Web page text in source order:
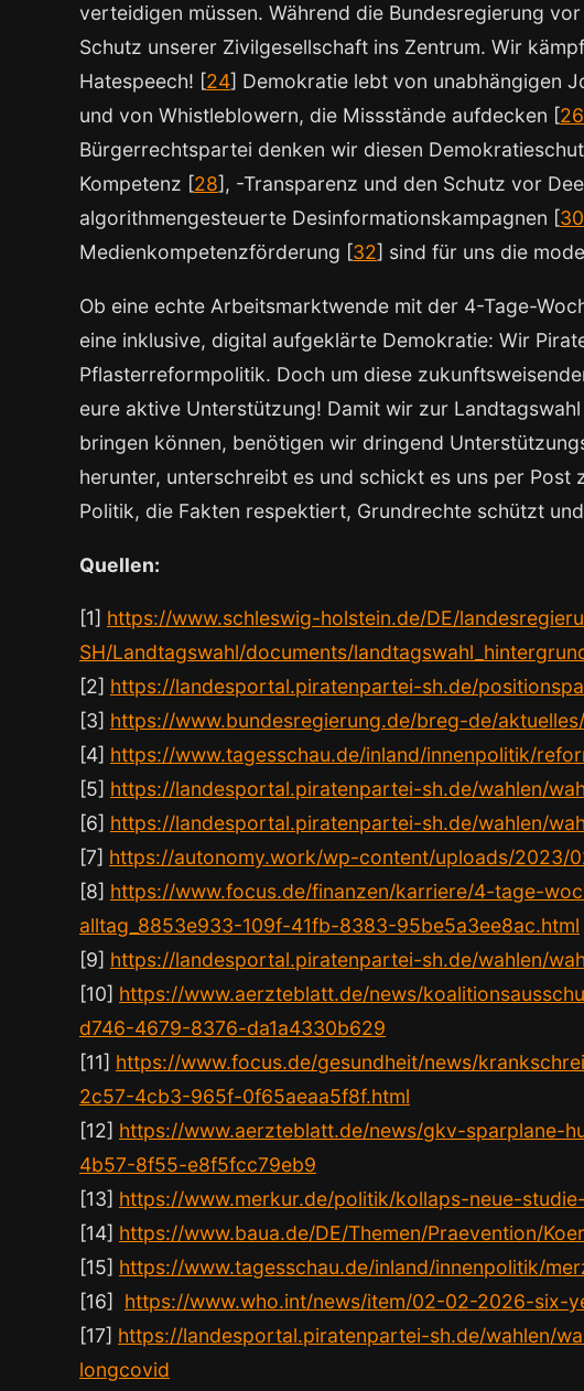
verteidigen müssen. Während die Bundesregierung
Schutz unserer Zivilgesellschaft ins Zentrum. Wir
Hatespeech! [24] Demokratie lebt von unabhängigen
und von Whistleblowern, die Missstände aufdecken [26
Bürgerrechtspartei denken wir diesen
Kompetenz [28], -Transparenz und den Schutz vor
algorithmengesteuerte Desinformationskampagnen [30
Medienkompetenzförderung [32] sind für uns die
Ob eine echte Arbeitsmarktwende mit der 4-Tage-
eine inklusive, digital aufgeklärte Demokratie: Wir
Pflasterreformpolitik. Doch um diese
eure aktive Unterstützung! Damit wir zur
bringen können, benötigen wir dringend
herunter, unterschreibt es und schickt es uns per
Politik, die Fakten respektiert, Grundrechte schützt
Quellen:
[1] https://www.schleswig-holstein.de/DE/
SH/Landtagswahl/documents/
[2] https://landesportal.piratenpartei-sh.de/
[3] https://www.bundesregierung.de/breg-de/
[4] https://www.tagesschau.de/inland/innenpolitik/
[5] https://landesportal.piratenpartei-sh.de/wahlen/
[6] https://landesportal.piratenpartei-sh.de/wahlen/
[7] https://autonomy.work/wp-content/uploads/
[8] https://www.focus.de/finanzen/karriere/4-tage-
alltag_8853e933-109f-41fb-8383-95be5a3ee8ac.html
[9] https://landesportal.piratenpartei-sh.de/wahlen/
[10] https://www.aerzteblatt.de/news/
d746-4679-8376-da1a4330b629
[11] https://www.focus.de/gesundheit/news/
2c57-4cb3-965f-0f65aeaa5f8f.html
[12] https://www.aerzteblatt.de/news/gkv-sparplane-
4b57-8f55-e8f5fcc79eb9
[13] https://www.merkur.de/politik/kollaps-neue-
[14] https://www.baua.de/DE/Themen/Praevention/
[15] https://www.tagesschau.de/inland/innenpolitik/
[16] https://www.who.int/news/item/02-02-2026-
[17] https://landesportal.piratenpartei-sh.de/wahlen/
longcovid